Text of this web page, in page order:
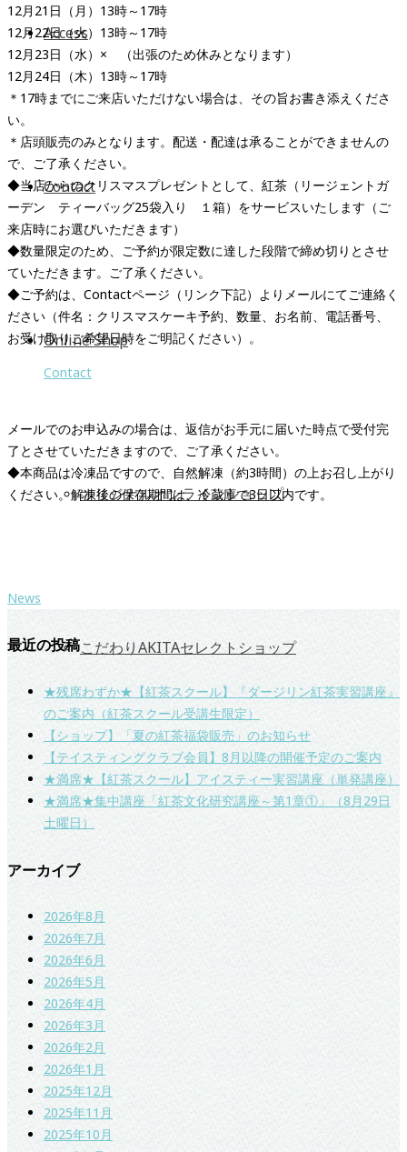
Access
Contact
Online Shop
オリジナルオンラインショップ
こだわりAKITAセレクトショップ
12月21日（月）13時～17時
12月22日（火）13時～17時
12月23日（水）× （出張のため休みとなります）
12月24日（木）13時～17時
＊17時までにご来店いただけない場合は、その旨お書き添えくださ
い。
＊店頭販売のみとなります。配送・配達は承ることができませんの
で、ご了承ください。
◆当店からのクリスマスプレゼントとして、紅茶（リージェントガ
ーデン ティーバッグ25袋入り １箱）をサービスいたします（ご
来店時にお選びいただきます）
◆数量限定のため、ご予約が限定数に達した段階で締め切りとさせ
ていただきます。ご了承ください。
◆ご予約は、Contactページ（リンク下記）よりメールにてご連絡く
ださい（件名：クリスマスケーキ予約、数量、お名前、電話番号、
お受け取りご希望日時をご明記ください）。
Contact
メールでのお申込みの場合は、返信がお手元に届いた時点で受付完
了とさせていただきますので、ご了承ください。
◆本商品は冷凍品ですので、自然解凍（約3時間）の上お召し上がり
ください。解凍後の保存期間は、冷蔵庫で3日以内です。
News
最近の投稿
★残席わずか★【紅茶スクール】『ダージリン紅茶実習講座』
のご案内（紅茶スクール受講生限定）
【ショップ】「夏の紅茶福袋販売」のお知らせ
【テイスティングクラブ会員】8月以降の開催予定のご案内
★満席★【紅茶スクール】アイスティー実習講座（単発講座）
★満席★集中講座「紅茶文化研究講座～第1章①」（8月29日
土曜日）
アーカイブ
2026年8月
2026年7月
2026年6月
2026年5月
2026年4月
2026年3月
2026年2月
2026年1月
2025年12月
2025年11月
2025年10月